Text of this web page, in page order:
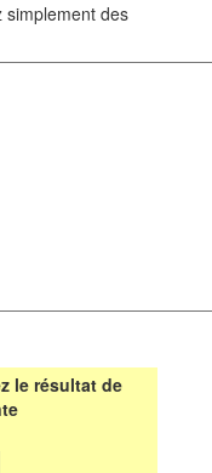
simplement des
le résultat de